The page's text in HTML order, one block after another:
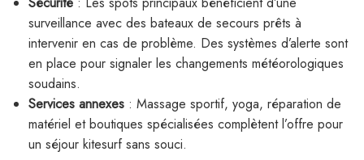
surveillance avec des bateaux de secours prêts à
intervenir en cas de problème. Des systèmes d’alerte sont
en place pour signaler les changements météorologiques
soudains.
Services annexes : Massage sportif, yoga, réparation de
matériel et boutiques spécialisées complètent l’offre pour
un séjour kitesurf sans souci.